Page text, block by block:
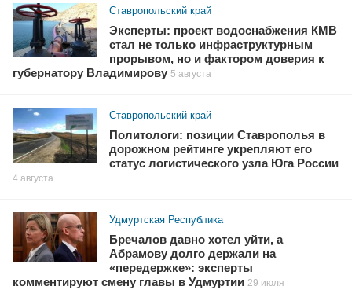
Ставропольский край
Эксперты: проект водоснабжения КМВ
стал не только инфраструктурным
прорывом, но и фактором доверия к
губернатору Владимирову 5 августа
Ставропольский край
Политологи: позиции Ставрополья в
дорожном рейтинге укрепляют его
статус логистического узла Юга России
4 августа
Удмуртская Республика
Бречалов давно хотел уйти, а
Абрамову долго держали на
«передержке»: эксперты
комментируют смену главы в Удмуртии 29 июля